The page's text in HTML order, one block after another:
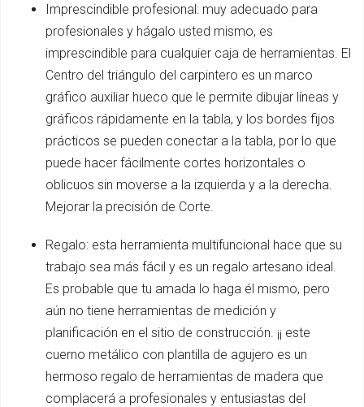
Imprescindible profesional: muy adecuado para
profesionales y hágalo usted mismo, es
imprescindible para cualquier caja de herramientas. El
Centro del triángulo del carpintero es un marco
gráfico auxiliar hueco que le permite dibujar líneas y
gráficos rápidamente en la tabla, y los bordes fijos
prácticos se pueden conectar a la tabla, por lo que
puede hacer fácilmente cortes horizontales o
oblicuos sin moverse a la izquierda y a la derecha.
Mejorar la precisión de Corte.
Regalo: esta herramienta multifuncional hace que su
trabajo sea más fácil y es un regalo artesano ideal.
Es probable que tu amada lo haga él mismo, pero
aún no tiene herramientas de medición y
planificación en el sitio de construcción. ¡¡ este
cuerno metálico con plantilla de agujero es un
hermoso regalo de herramientas de madera que
complacerá a profesionales y entusiastas del